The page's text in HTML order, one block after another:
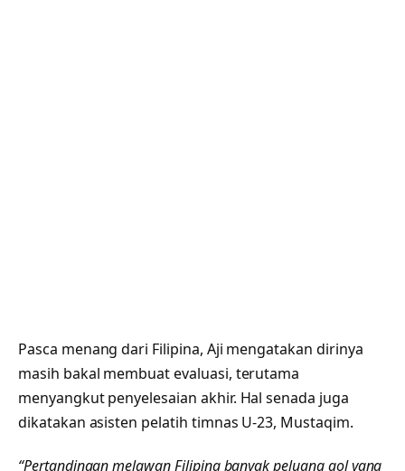
Pasca menang dari Filipina, Aji mengatakan dirinya
masih bakal membuat evaluasi, terutama
menyangkut penyelesaian akhir. Hal senada juga
dikatakan asisten pelatih timnas U-23, Mustaqim.
“‎Pertandingan melawan Filipina banyak peluang gol yang